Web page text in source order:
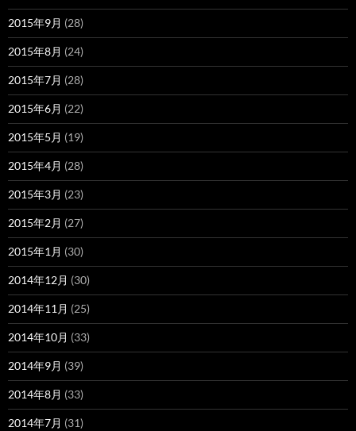
2015年9月 (28)
2015年8月 (24)
2015年7月 (28)
2015年6月 (22)
2015年5月 (19)
2015年4月 (28)
2015年3月 (23)
2015年2月 (27)
2015年1月 (30)
2014年12月 (30)
2014年11月 (25)
2014年10月 (33)
2014年9月 (39)
2014年8月 (33)
2014年7月 (31)